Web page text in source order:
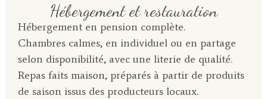
Hébergement et restauration
Hébergement en pension complète.
Chambres calmes, en individuel ou en partage
selon disponibilité, avec une literie de qualité.
Repas faits maison, préparés à partir de produits
de saison issus des producteurs locaux.